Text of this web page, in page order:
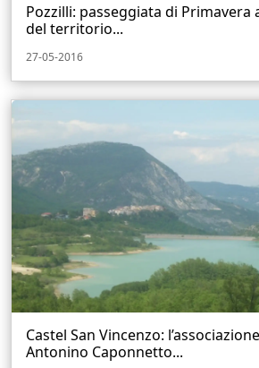
Pozzilli: passeggiata di Primavera
del territorio...
27-05-2016
Castel San Vincenzo:
Antonino Caponnetto...